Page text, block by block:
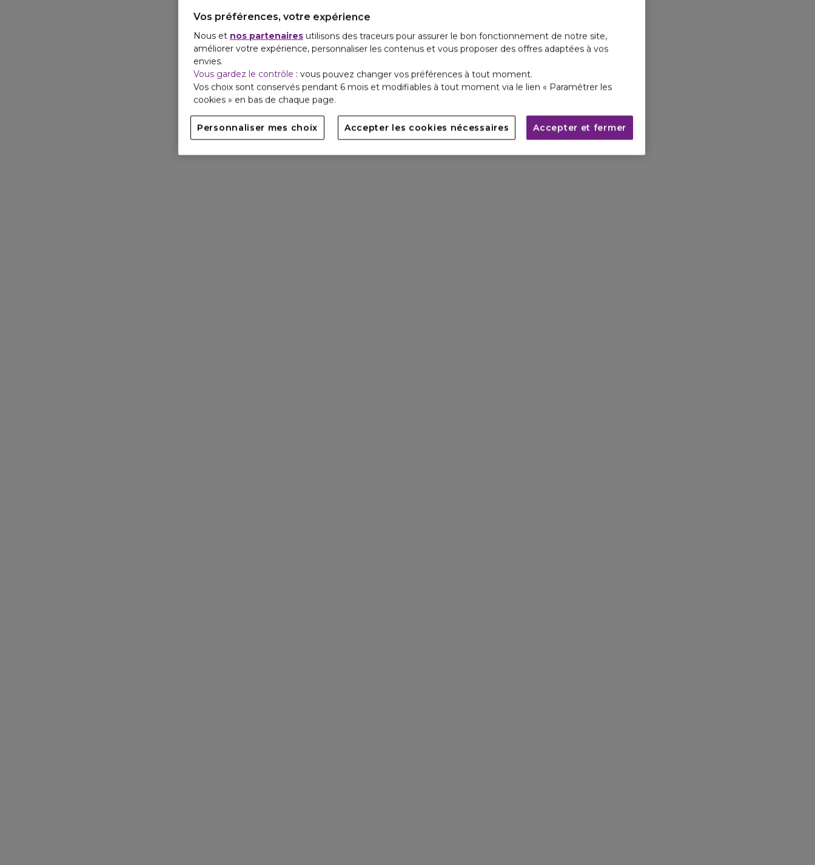
Vos préférences, votre expérience
Nous et nos partenaires utilisons des traceurs pour assurer le bon fonctionnement de notre site,
améliorer votre expérience, personnaliser les contenus et vous proposer des offres adaptées à vos
envies.
Vous gardez le contrôle : vous pouvez changer vos préférences à tout moment.
Vos choix sont conservés pendant 6 mois et modifiables à tout moment via le lien « Paramétrer les
cookies » en bas de chaque page.
Personnaliser mes choix Accepter les cookies nécessaires Accepter et fermer